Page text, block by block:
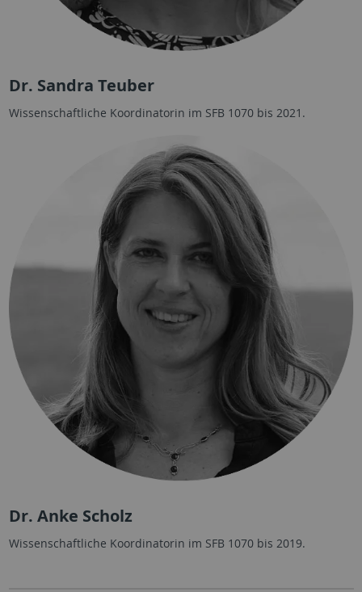
Dr. Sandra Teuber
Wissenschaftliche Koordinatorin im SFB 1070 bis 2021.
Dr. Anke Scholz
Wissenschaftliche Koordinatorin im SFB 1070 bis 2019.